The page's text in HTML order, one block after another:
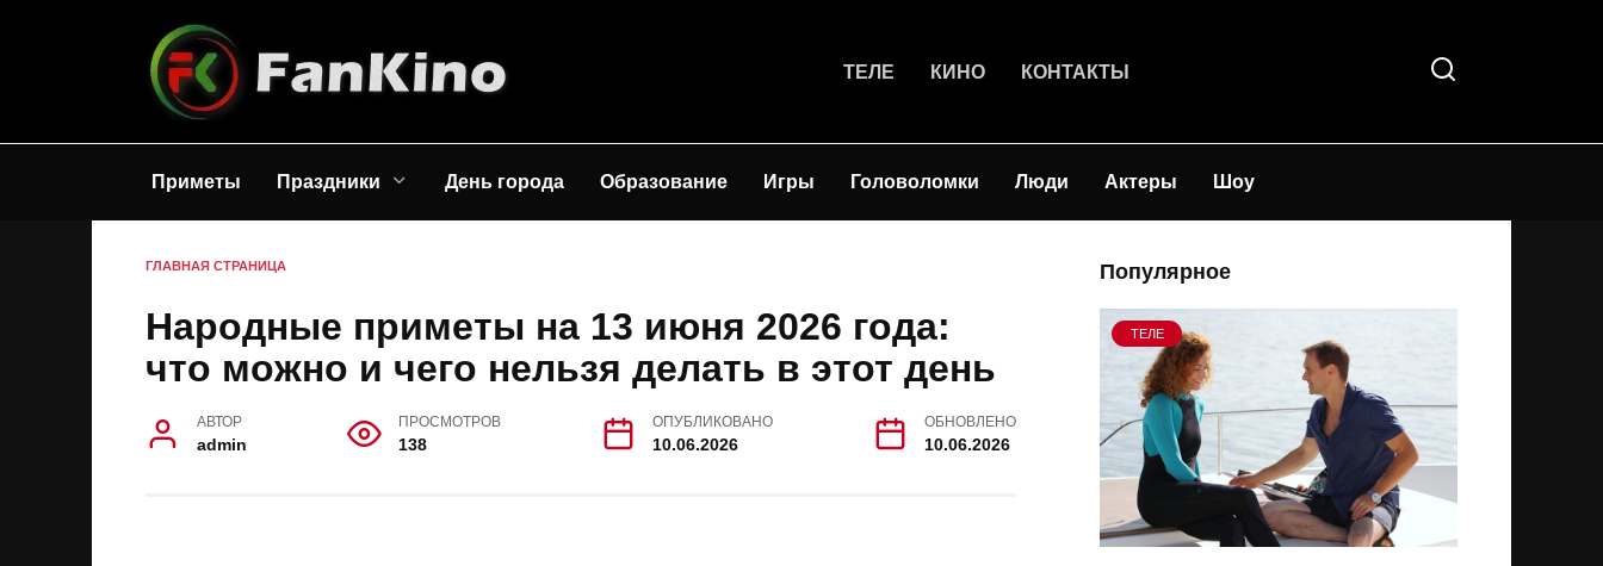
ТЕЛЕ КИНО КОНТАКТЫ
Приметы Праздники День города Образование Игры Головоломки Люди Актеры Шоу
ГЛАВНАЯ СТРАНИЦА
Народные приметы на 13 июня 2026 года:
что можно и чего нельзя делать в этот день
АВТОР
admin
ПРОСМОТРОВ
138
ОПУБЛИКОВАНО
10.06.2026
ОБНОВЛЕНО
10.06.2026
Популярное
ТЕЛЕ